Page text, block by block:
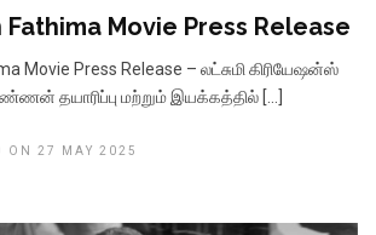
Fathima Movie Press Release
Movie Press Release – லட்சுமி கிரியேஷன்ஸ்
தயாரிப்பு மற்றும் இயக்கத்தில் […]
ON 27 MAY 2025